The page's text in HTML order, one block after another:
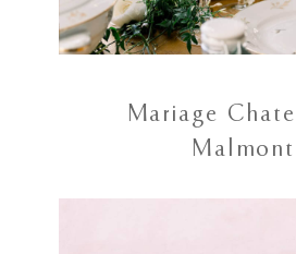
Mariage
Malmont